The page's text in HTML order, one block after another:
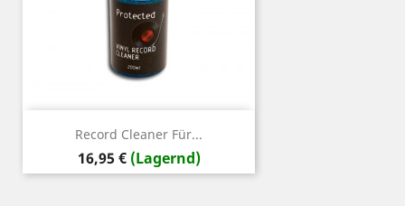
Record Cleaner Für...
Preis
16,95 € (Lagernd)